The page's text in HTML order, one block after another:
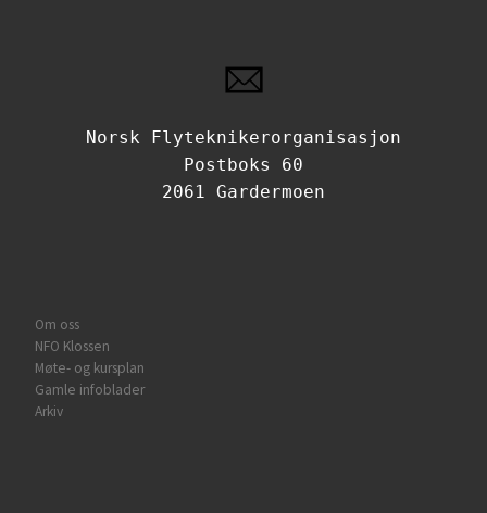
Norsk Flyteknikerorganisasjon
Postboks 60
2061 Gardermoen
Om oss
NFO Klossen
Møte- og kursplan
Gamle infoblader
Arkiv